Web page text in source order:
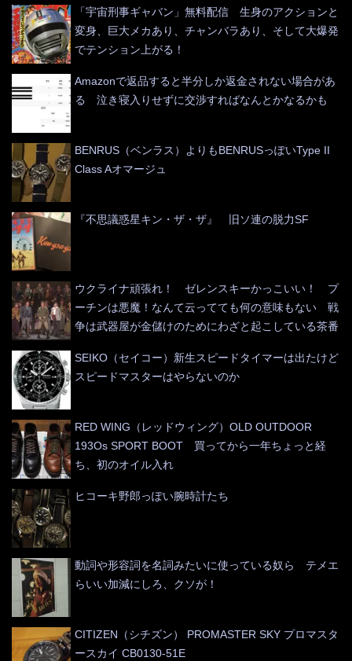
「宇宙刑事ギャバン」無料配信 生身のアクションと
変身、巨大メカあり、チャンバラあり、そして大爆発
でテンション上がる！
Amazonで返品すると半分しか返金されない場合があ
る 泣き寝入りせずに交渉すればなんとかなるかも
BENRUS（ベンラス）よりもBENRUSっぽいType II
Class Aオマージュ
『不思議惑星キン・ザ・ザ』 旧ソ連の脱力SF
ウクライナ頑張れ！ ゼレンスキーかっこいい！ プ
ーチンは悪魔！なんて云ってても何の意味もない 戦
争は武器屋が金儲けのためにわざと起こしている茶番
SEIKO（セイコー）新生スピードタイマーは出たけど
スピードマスターはやらないのか
RED WING（レッドウィング）OLD OUTDOOR
193Os SPORT BOOT 買ってから一年ちょっと経
ち、初のオイル入れ
ヒコーキ野郎っぽい腕時計たち
動詞や形容詞を名詞みたいに使っている奴ら テメエ
らいい加減にしろ、クソが！
CITIZEN（シチズン） PROMASTER SKY プロマスタ
ースカイ CB0130-51E